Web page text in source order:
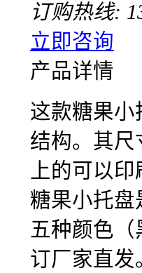
订购热线:
立即咨询
产品详情
这款糖果小
结构。其尺
上的可以
糖果小托盘
五种颜色
订厂家直发